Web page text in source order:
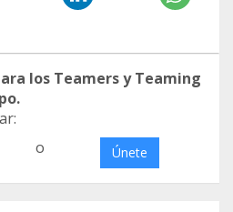
los Teamers y Teaming
o Únete